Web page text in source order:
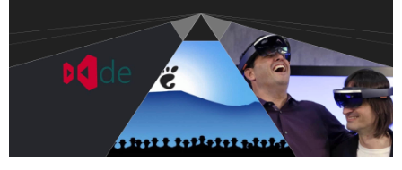
上一条，或许元宇宙真正接管世界时，会是在量子计算普遍可用的时
候。
JavaScript 比 Java 和 .NET 缺陷更少，修复更快
对数百万个商业应用程序的研究显示，近 75% 的应用程序存在安全缺陷，
并随着时间的增长而变得不那么安全。其中，82.2%的.NET 应用程序存在
缺陷，而 Java 的缺陷为 77.7%，JavaScript的缺陷为 55.8%。只有 9.5% 的
JavaScript 应用程序存在较严重的安全漏洞，而 Java 和 .NET 的比例分别为
19.9% 和 21.9%。此外，JavaScript 缺陷的修复速度也更快，其一半的缺陷